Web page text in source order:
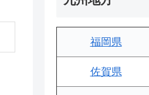
福岡県
佐賀県